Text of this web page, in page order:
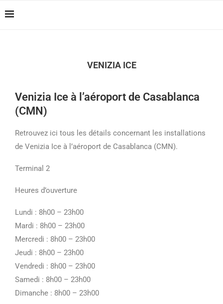
VENIZIA ICE
Venizia Ice à l’aéroport de Casablanca
(CMN)
Retrouvez ici tous les détails concernant les installations
de Venizia Ice à l’aéroport de Casablanca (CMN).
Terminal 2
Heures d’ouverture
Lundi : 8h00 – 23h00
Mardi : 8h00 – 23h00
Mercredi : 8h00 – 23h00
Jeudi : 8h00 – 23h00
Vendredi : 8h00 – 23h00
Samedi : 8h00 – 23h00
Dimanche : 8h00 – 23h00